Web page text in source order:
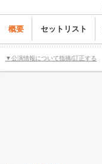
概要 セットリスト
▼公演情報について指摘/訂正する